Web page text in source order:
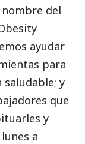
del
ayudar
para
y
que
y
a